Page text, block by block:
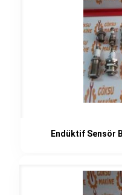
Endüktif Sensör